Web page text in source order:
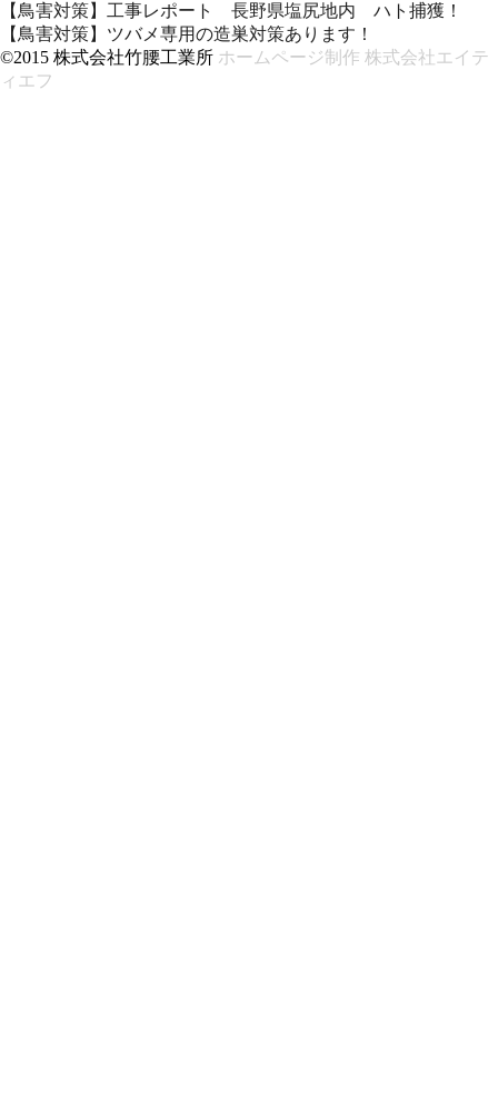
【鳥害対策】工事レポート 長野県塩尻地内 ハト捕獲！
【鳥害対策】ツバメ専用の造巣対策あります！
©2015 株式会社竹腰工業所 ホームページ制作 株式会社エイテ
ィエフ